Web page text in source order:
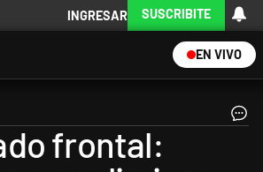
INGRESAR SUSCRIBITE
EN VIVO
frontal: